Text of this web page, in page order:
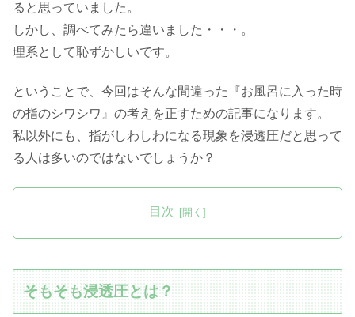
ると思っていました。
しかし、調べてみたら違いました・・・。
理系として恥ずかしいです。
ということで、今回はそんな間違った『お風呂に入った時
の指のシワシワ』の考えを正すための記事になります。
私以外にも、指がしわしわになる現象を浸透圧だと思って
る人は多いのではないでしょうか？
目次
そもそも浸透圧とは？